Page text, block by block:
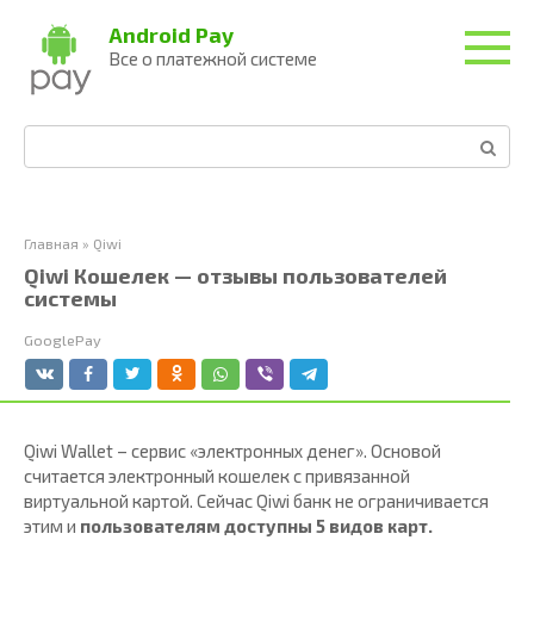
контенту
Android Pay
Все о платежной системе
Главная » Qiwi
Qiwi Кошелек — отзывы пользователей
системы
GooglePay
Qiwi Wallet – сервис «электронных денег». Основой
считается электронный кошелек с привязанной
виртуальной картой. Сейчас Qiwi банк не ограничивается
этим и пользователям доступны 5 видов карт.